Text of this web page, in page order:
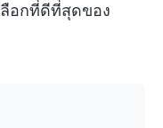
ลือกที่ดีที่สุดของ